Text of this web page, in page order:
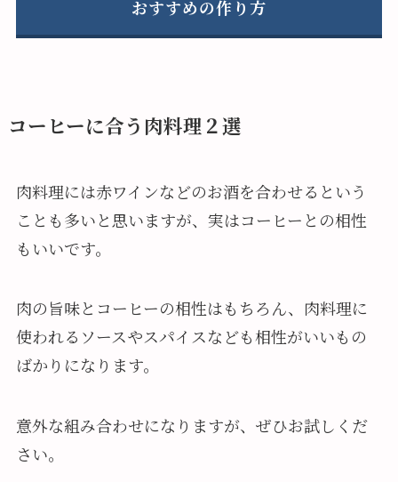
おすすめの作り方
コーヒーに合う肉料理２選
肉料理には赤ワインなどのお酒を合わせるという
ことも多いと思いますが、実はコーヒーとの相性
もいいです。
肉の旨味とコーヒーの相性はもちろん、肉料理に
使われるソースやスパイスなども相性がいいもの
ばかりになります。
意外な組み合わせになりますが、ぜひお試しくだ
さい。